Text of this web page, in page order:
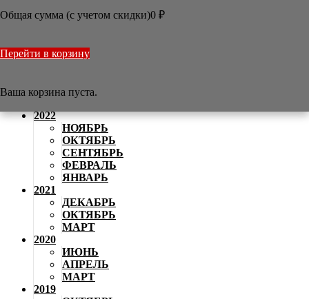
2024
АПРЕЛЬ
АВГУСТ
2022
НОЯБРЬ
ОКТЯБРЬ
СЕНТЯБРЬ
ФЕВРАЛЬ
ЯНВАРЬ
2021
ДЕКАБРЬ
ОКТЯБРЬ
МАРТ
2020
ИЮНЬ
АПРЕЛЬ
МАРТ
2019
Общая сумма (с учетом скидки)0 ₽
Перейти в корзину
Ваша корзина пуста.